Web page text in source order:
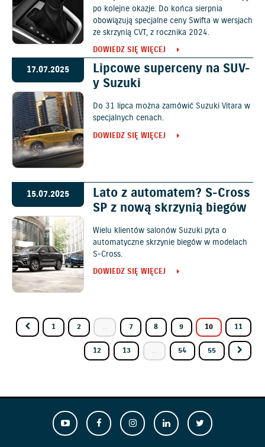
po kolejne okazje. Do końca sierpnia
obowiązują specjalne ceny Swifta w wersjach
ze skrzynią CVT, z rocznika 2024.
DOWIEDZ SIĘ WIĘCEJ
17.07.2025
Lipcowe superceny na SUV-
y Suzuki
Do 31 lipca można zamówić Suzuki Vitara w
specjalnych cenach.
DOWIEDZ SIĘ WIĘCEJ
15.07.2025
Lato z automatem? S-Cross
SP z nową skrzynią biegów
Wielu klientów salonów Suzuki pyta o
automatyczne skrzynie biegów w modelach
S-Cross.
DOWIEDZ SIĘ WIĘCEJ
1 2 ... 7 8 9 10 11
12 13 ... 54 55